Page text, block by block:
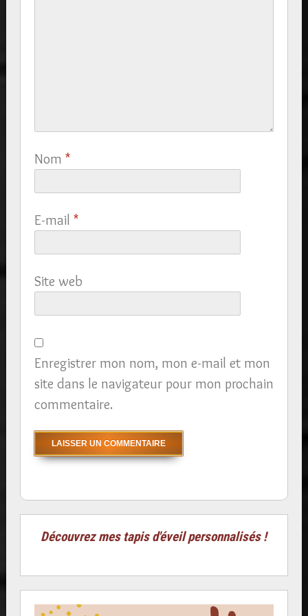
Nom *
E-mail *
Site web
Enregistrer mon nom, mon e-mail et mon
site dans le navigateur pour mon prochain
commentaire.
Découvrez mes tapis d'éveil personnalisés !